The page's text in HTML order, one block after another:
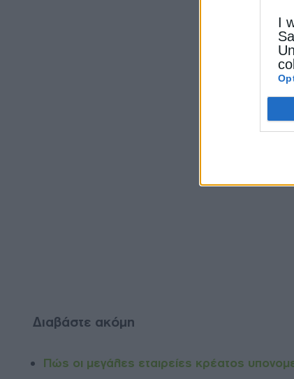
I
Διαβάστε ακόμη
Πώς οι μεγάλες εταιρείες κρέατος